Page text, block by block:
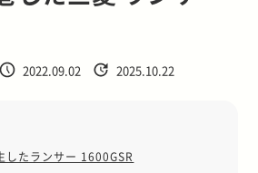
2022.09.02 2025.10.22
したランサー 1600GSR